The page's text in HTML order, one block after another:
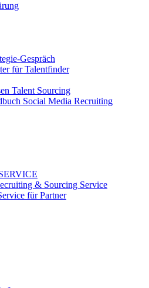
Gespräch
für Talentfinder
Talent Sourcing
Social Media Recruiting
& Sourcing Service
für Partner